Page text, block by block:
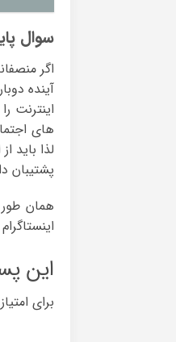
سوال
اگر
آینده
اینترنت
های
لذا باید
پشتیبان
همان
این
برای